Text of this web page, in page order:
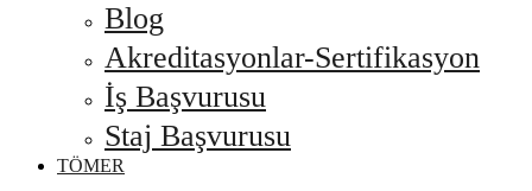
Blog
Akreditasyonlar-Sertifikasyon
İş Başvurusu
Staj Başvurusu
TÖMER